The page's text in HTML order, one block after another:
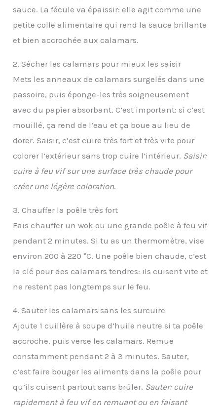
sauce. La fécule va épaissir: elle agit comme une
petite colle alimentaire qui rend la sauce brillante
et bien accrochée aux calamars.
2. Sécher les calamars pour mieux les saisir
Mets les anneaux de calamars surgelés dans une
passoire, puis éponge-les très soigneusement
avec du papier absorbant. C’est important: si c’est
mouillé, ça rend de l’eau et ça boue au lieu de
dorer. Saisir, c’est cuire très fort et très vite pour
colorer l’extérieur sans trop cuire l’intérieur. Saisir:
cuire à feu vif sur une surface très chaude pour
créer une légère coloration.
3. Chauffer la poêle très fort
Fais chauffer un wok ou une grande poêle à feu vif
pendant 2 minutes. Si tu as un thermomètre, vise
environ 200 à 220 °C. Une poêle bien chaude, c’est
la clé pour des calamars tendres: ils cuisent vite et
ne restent pas longtemps sur le feu.
4. Sauter les calamars sans les surcuire
Ajoute 1 cuillère à soupe d’huile neutre si ta poêle
accroche, puis verse les calamars. Remue
constamment pendant 2 à 3 minutes. Sauter,
c’est faire bouger les aliments dans la poêle pour
qu’ils cuisent partout sans brûler. Sauter: cuire
rapidement à feu vif en remuant ou en faisant